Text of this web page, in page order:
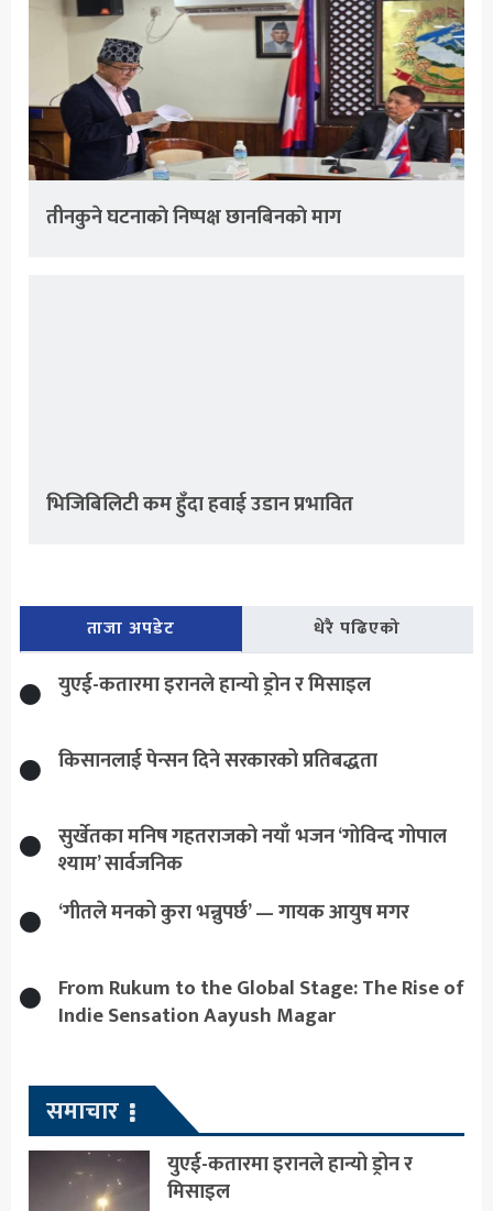
तीनकुने घटनाकाे निष्पक्ष छानबिनकाे माग
भिजिबिलिटी कम हुँदा हवाई उडान प्रभावित
ताजा अपडेट धेरै पढिएको
युएई-कतारमा इरानले हान्यो ड्रोन र मिसाइल
किसानलाई पेन्सन दिने सरकारको प्रतिबद्धता
सुर्खेतका मनिष गहतराजको नयाँ भजन ‘गोविन्द गोपाल
श्याम’ सार्वजनिक
‘गीतले मनको कुरा भन्नुपर्छ’ — गायक आयुष मगर
From Rukum to the Global Stage: The Rise of
Indie Sensation Aayush Magar
समाचार
युएई-कतारमा इरानले हान्यो ड्रोन र
मिसाइल